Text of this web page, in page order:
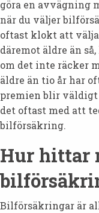
göra en avvägning
när du väljer
oftast klokt att
däremot äldre än
om det inte räcker
äldre än tio år har
premien blir väldigt
det oftast med att
bilförsäkring.
Hur hittar
Bilförsäkringar är